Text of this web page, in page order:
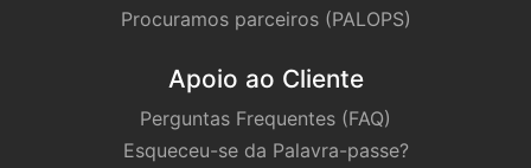
Procuramos parceiros (PALOPS)
Apoio ao Cliente
Perguntas Frequentes (FAQ)
Esqueceu-se da Palavra-passe?